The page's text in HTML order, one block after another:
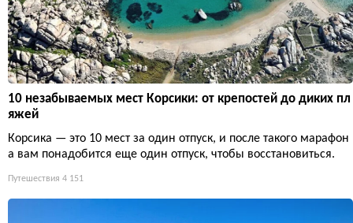
10 незабываемых мест Корсики: от крепостей до диких пл
яжей
Корсика — это 10 мест за один отпуск, и после такого марафон
а вам понадобится еще один отпуск, чтобы восстановиться.
Путешествия 4 151